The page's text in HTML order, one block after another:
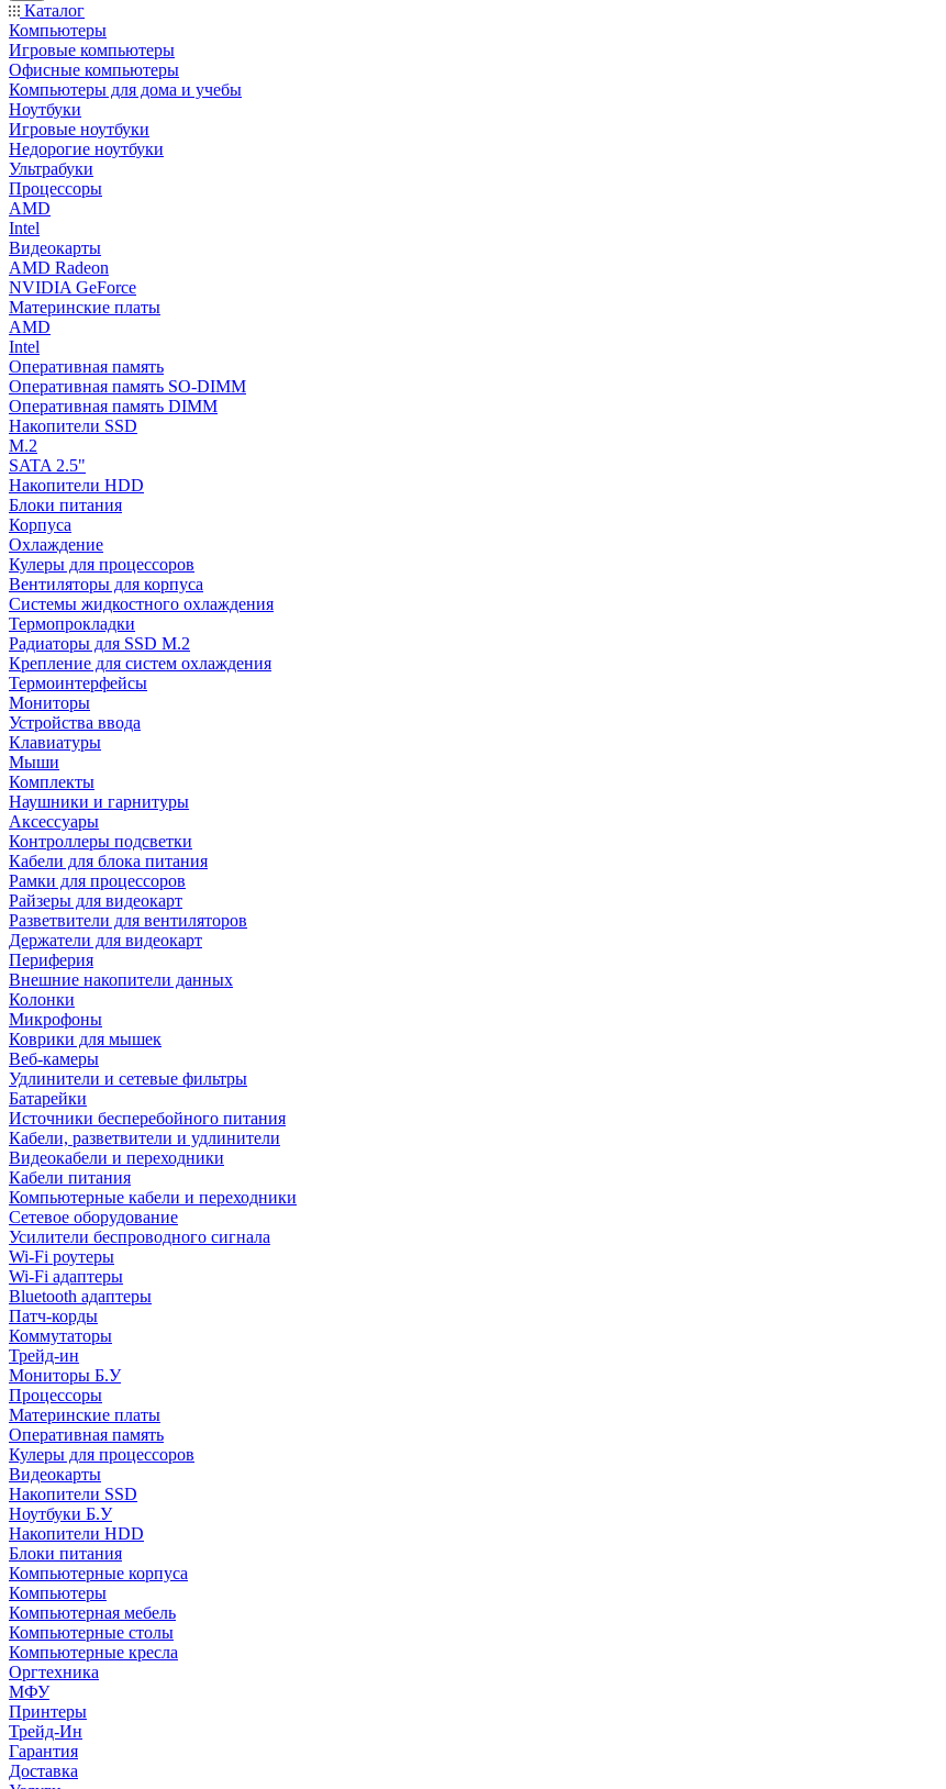
Каталог
Компьютеры
Игровые компьютеры
Офисные компьютеры
Компьютеры для дома и учебы
Ноутбуки
Игровые ноутбуки
Недорогие ноутбуки
Ультрабуки
Процессоры
AMD
Intel
Видеокарты
AMD Radeon
NVIDIA GeForce
Материнские платы
AMD
Intel
Оперативная память
Оперативная память SO-DIMM
Оперативная память DIMM
Накопители SSD
M.2
SATA 2.5"
Накопители HDD
Блоки питания
Корпуса
Охлаждение
Кулеры для процессоров
Вентиляторы для корпуса
Системы жидкостного охлаждения
Термопрокладки
Радиаторы для SSD M.2
Крепление для систем охлаждения
Термоинтерфейсы
Мониторы
Устройства ввода
Клавиатуры
Мыши
Комплекты
Наушники и гарнитуры
Аксессуары
Контроллеры подсветки
Кабели для блока питания
Рамки для процессоров
Райзеры для видеокарт
Разветвители для вентиляторов
Держатели для видеокарт
Периферия
Внешние накопители данных
Колонки
Микрофоны
Коврики для мышек
Веб-камеры
Удлинители и сетевые фильтры
Батарейки
Источники бесперебойного питания
Кабели, разветвители и удлинители
Видеокабели и переходники
Кабели питания
Компьютерные кабели и переходники
Сетевое оборудование
Усилители беспроводного сигнала
Wi-Fi роутеры
Wi-Fi адаптеры
Bluetooth адаптеры
Патч-корды
Коммутаторы
Трейд-ин
Мониторы Б.У
Процессоры
Материнские платы
Оперативная память
Кулеры для процессоров
Видеокарты
Накопители SSD
Ноутбуки Б.У
Накопители HDD
Блоки питания
Компьютерные корпуса
Компьютеры
Компьютерная мебель
Компьютерные столы
Компьютерные кресла
Оргтехника
МФУ
Принтеры
Трейд-Ин
Гарантия
Доставка